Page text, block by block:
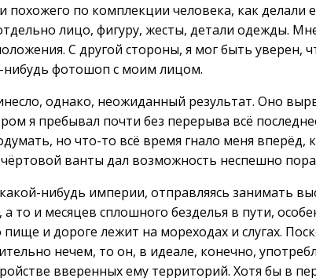
похожего по комплекции человека, как делали
лицо, фигуру, жесты, детали одежды.
С другой стороны, я мог быть уверен,
нибудь фотошоп с моим лицом.
однако, неожиданный результат. Оно
я пребывал почти без перерыва всё
но что-то всё время гнало меня вперёд,
ванты дал возможность неспешно
нибудь империи, отправляясь занимать
то и месяцев сплошного безделья в пути,
пище и дороге лежит на мореходах и слугах.
нечем, то он, в идеале, конечно,
вверенных ему территорий. Хотя бы в